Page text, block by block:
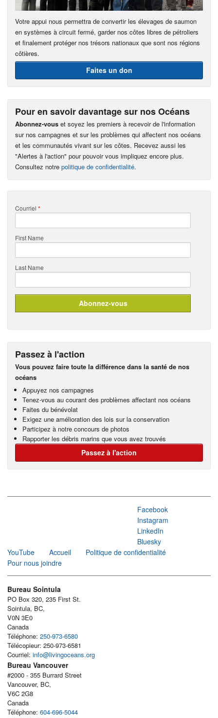
Votre appui nous permettra de convertir les élevages de saumon
en systèmes à circuit fermé, garder nos côtes libres de pétroliers
et finalement protéger nos trésors nationaux que sont nos régions
côtières.
Faites un don
Pour en savoir davantage sur nos Océans
Abonnez-vous et soyez les premiers à recevoir de l'information
sur nos campagnes et sur les problèmes qui affectent nos océans
et les communautés vivant sur les côtes. Recevez aussi les
"Alertes à l'action" pour pouvoir vous impliquez encore plus.
Consultez notre politique de confidentialité.
Courriel *
First Name
Last Name
Passez à l'action
Vous pouvez faire toute la différence dans la santé de nos
océans
Appuyez nos campagnes
Tenez-vous au courant des problèmes affectant nos océans
Faites du bénévolat
Exigez une amélioration des lois sur la conservation
Participez à notre concours de photos
Rapporter les débris marins que vous avez trouvés
Passez à l'action
Facebook
Instagram
LinkedIn
Bluesky
YouTube
Accueil
Politique de confidentialité
Pour nous joindre
Bureau Sointula
PO Box 320, 235 First St.
Sointula, BC,
V0N 3E0
Canada
Téléphone: 250-973-6580
Télécopieur: 250-973-6581
Courriel: info@livingoceans.org
Bureau Vancouver
#2000 - 355 Burrard Street
Vancouver, BC,
V6C 2G8
Canada
Téléphone: 604-696-5044